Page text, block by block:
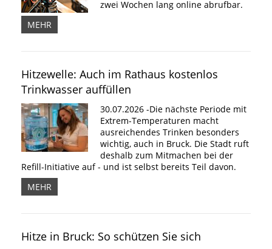
zwei Wochen lang online abrufbar.
MEHR
Hitzewelle: Auch im Rathaus kostenlos
Trinkwasser auffüllen
30.07.2026 -Die nächste Periode mit
Extrem-Temperaturen macht
ausreichendes Trinken besonders
wichtig, auch in Bruck. Die Stadt ruft
deshalb zum Mitmachen bei der
Refill-Initiative auf - und ist selbst bereits Teil davon.
MEHR
Hitze in Bruck: So schützen Sie sich